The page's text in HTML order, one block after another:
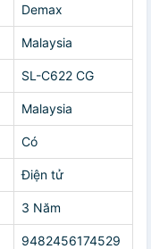
Demax
Malaysia
SL-C622 CG
Malaysia
Có
Điện tử
3 Năm
9482456174529